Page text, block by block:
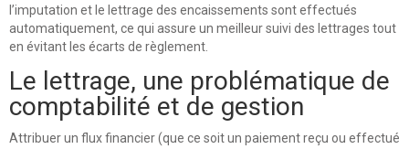
l’imputation et le lettrage des encaissements sont effectués
automatiquement, ce qui assure un meilleur suivi des lettrages tout
en évitant les écarts de règlement.
Le lettrage, une problématique de
comptabilité et de gestion
Attribuer un flux financier (que ce soit un paiement reçu ou effectué